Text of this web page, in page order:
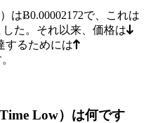
はɃ0.00002172で、これは
した。それ以来、価格は
するためには
Low）は何です